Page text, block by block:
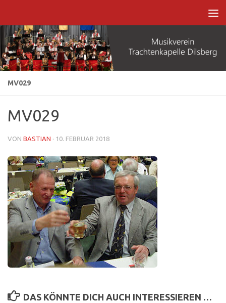
MV029
MV029
VON BASTIAN · 10. FEBRUAR 2018
DAS KÖNNTE DICH AUCH INTERESSIEREN …